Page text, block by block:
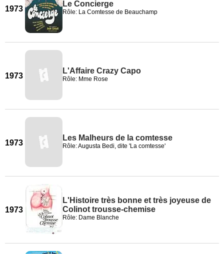
1973
Le Concierge
Rôle: La Comtesse de Beauchamp
1973
L'Affaire Crazy Capo
Rôle: Mme Rose
1973
Les Malheurs de la comtesse
Rôle: Augusta Bedi, dite 'La comtesse'
1973
L'Histoire très bonne et très joyeuse de
Colinot trousse-chemise
Rôle: Dame Blanche